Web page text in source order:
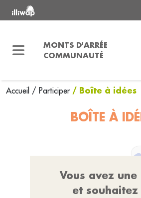
MONTS D'ARRÉE
COMMUNAUTÉ
Accueil / Participer / Boîte à idées
BOÎTE À
Vous avez une
et souhaitez